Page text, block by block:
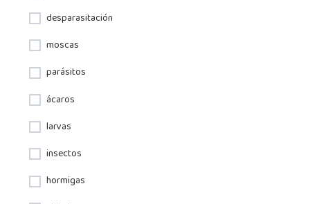
desparasitación
moscas
parásitos
ácaros
larvas
insectos
hormigas